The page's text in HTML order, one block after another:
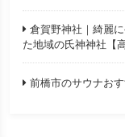
倉賀野神社｜綺麗
た地域の氏神神社【
前橋市のサウナお